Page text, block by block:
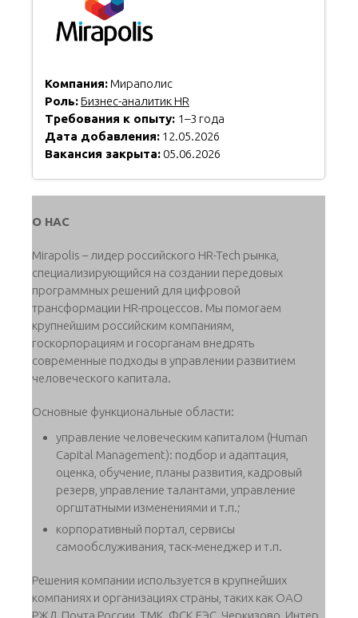
Компания:Мираполис
Роль:Бизнес-аналитик HR
Требования к опыту: 1–3 года
Дата добавления: 12.05.2026
Вакансия закрыта: 05.06.2026
О НАС
Mirapolis – лидер российского HR-Tech рынка,
специализирующийся на создании передовых
программных решений для цифровой
трансформации HR-процессов. Мы помогаем
крупнейшим российским компаниям,
госкорпорациям и госорганам внедрять
современные подходы в управлении развитием
человеческого капитала.
Основные функциональные области:
управление человеческим капиталом (Human
Capital Management): подбор и адаптация,
оценка, обучение, планы развития, кадровый
резерв, управление талантами, управление
оргштатными изменениями и т.п.;
корпоративный портал, сервисы
самообслуживания, таск-менеджер и т.п.
Решения компании используется в крупнейших
компаниях и организациях страны, таких как ОАО
РЖД, Почта России, ТМК, ФСК ЕЭС, Черкизово, Интер